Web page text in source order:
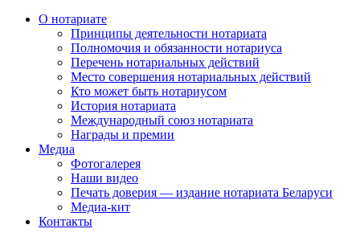
О нотариате
Принципы деятельности нотариата
Полномочия и обязанности нотариуса
Перечень нотариальных действий
Место совершения нотариальных действий
Кто может быть нотариусом
История нотариата
Международный союз нотариата
Награды и премии
Медиа
Фотогалерея
Наши видео
Печать доверия — издание нотариата Беларуси
Медиа-кит
Контакты